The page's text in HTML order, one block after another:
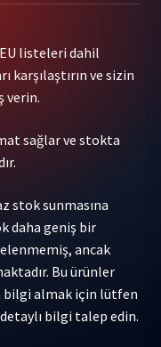
listeleri dahil
ve sizin
verin.
sağlar ve stokta
stok sunmasına
daha geniş bir
ancak
Bu ürünler
bilgi almak için lütfen
bilgi talep edin.